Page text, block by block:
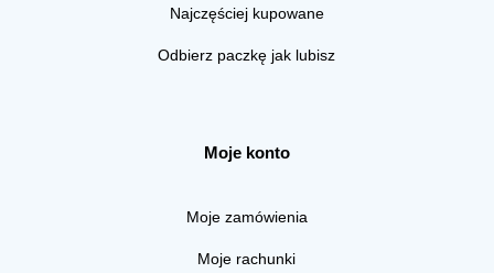
Najczęściej kupowane
Odbierz paczkę jak lubisz
Moje konto
Moje zamówienia
Moje rachunki